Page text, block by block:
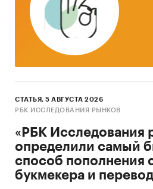
Тор-20 регионов РФ по
аналогичному периоду
Указаны регионы с
минимальным
2. Данные по
ранцы, рюкзаки для
федеральных округов
Динамика цены в
федеральным округам,
Темпы прироста цены в
аналогичному периоду
СТАТЬЯ, 5 АВГУСТА 2026
РБК ИССЛЕДОВАНИЯ РЫНКОВ
«РБК Исследования
определили самый
способ пополнения
букмекера и